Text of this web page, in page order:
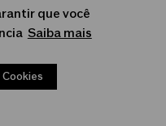
que você
Saiba mais
Cookies
0001-14. | Av. Dr.